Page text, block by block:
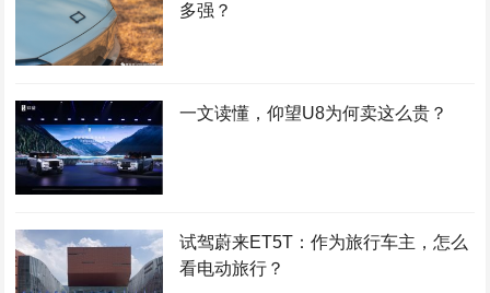
多强？
一文读懂，仰望U8为何卖这么贵？
试驾蔚来ET5T：作为旅行车主，怎么
看电动旅行？